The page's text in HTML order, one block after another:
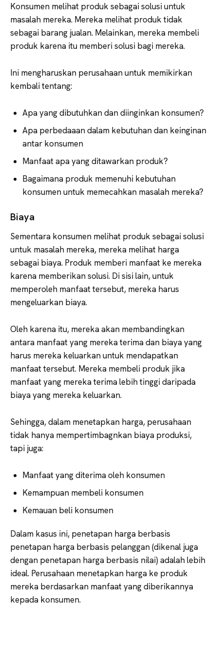
Konsumen melihat produk sebagai solusi untuk
masalah mereka. Mereka melihat produk tidak
sebagai barang jualan. Melainkan, mereka membeli
produk karena itu memberi solusi bagi mereka.
Ini mengharuskan perusahaan untuk memikirkan
kembali tentang:
Apa yang dibutuhkan dan diinginkan konsumen?
Apa perbedaaan dalam kebutuhan dan keinginan
antar konsumen
Manfaat apa yang ditawarkan produk?
Bagaimana produk memenuhi kebutuhan
konsumen untuk memecahkan masalah mereka?
Biaya
Sementara konsumen melihat produk sebagai solusi
untuk masalah mereka, mereka melihat harga
sebagai biaya. Produk memberi manfaat ke mereka
karena memberikan solusi. Di sisi lain, untuk
memperoleh manfaat tersebut, mereka harus
mengeluarkan biaya.
Oleh karena itu, mereka akan membandingkan
antara manfaat yang mereka terima dan biaya yang
harus mereka keluarkan untuk mendapatkan
manfaat tersebut. Mereka membeli produk jika
manfaat yang mereka terima lebih tinggi daripada
biaya yang mereka keluarkan.
Sehingga, dalam menetapkan harga, perusahaan
tidak hanya mempertimbagnkan biaya produksi,
tapi juga:
Manfaat yang diterima oleh konsumen
Kemampuan membeli konsumen
Kemauan beli konsumen
Dalam kasus ini, penetapan harga berbasis
penetapan harga berbasis pelanggan (dikenal juga
dengan penetapan harga berbasis nilai) adalah lebih
ideal. Perusahaan menetapkan harga ke produk
mereka berdasarkan manfaat yang diberikannya
kepada konsumen.